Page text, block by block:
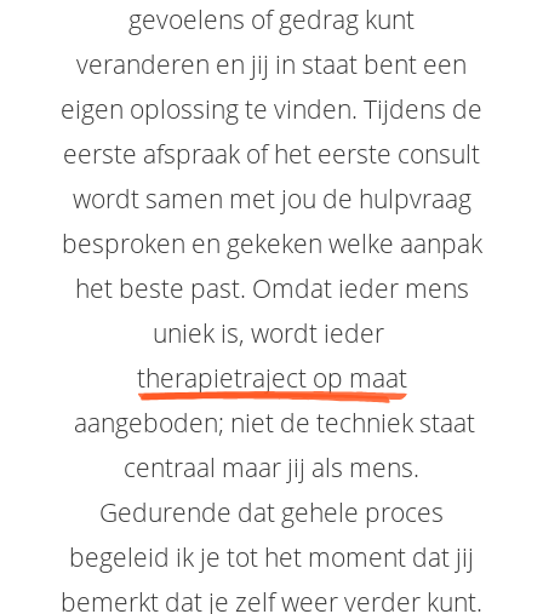
gevoelens of gedrag kunt
veranderen en jij in staat bent een
eigen oplossing te vinden. Tijdens de
eerste afspraak of het eerste consult
wordt samen met jou de hulpvraag
besproken en gekeken welke aanpak
het beste past. Omdat ieder mens
uniek is, wordt ieder
therapietraject op maat
aangeboden; niet de techniek staat
centraal maar jij als mens.
Gedurende dat gehele proces
begeleid ik je tot het moment dat jij
bemerkt dat je zelf weer verder kunt.